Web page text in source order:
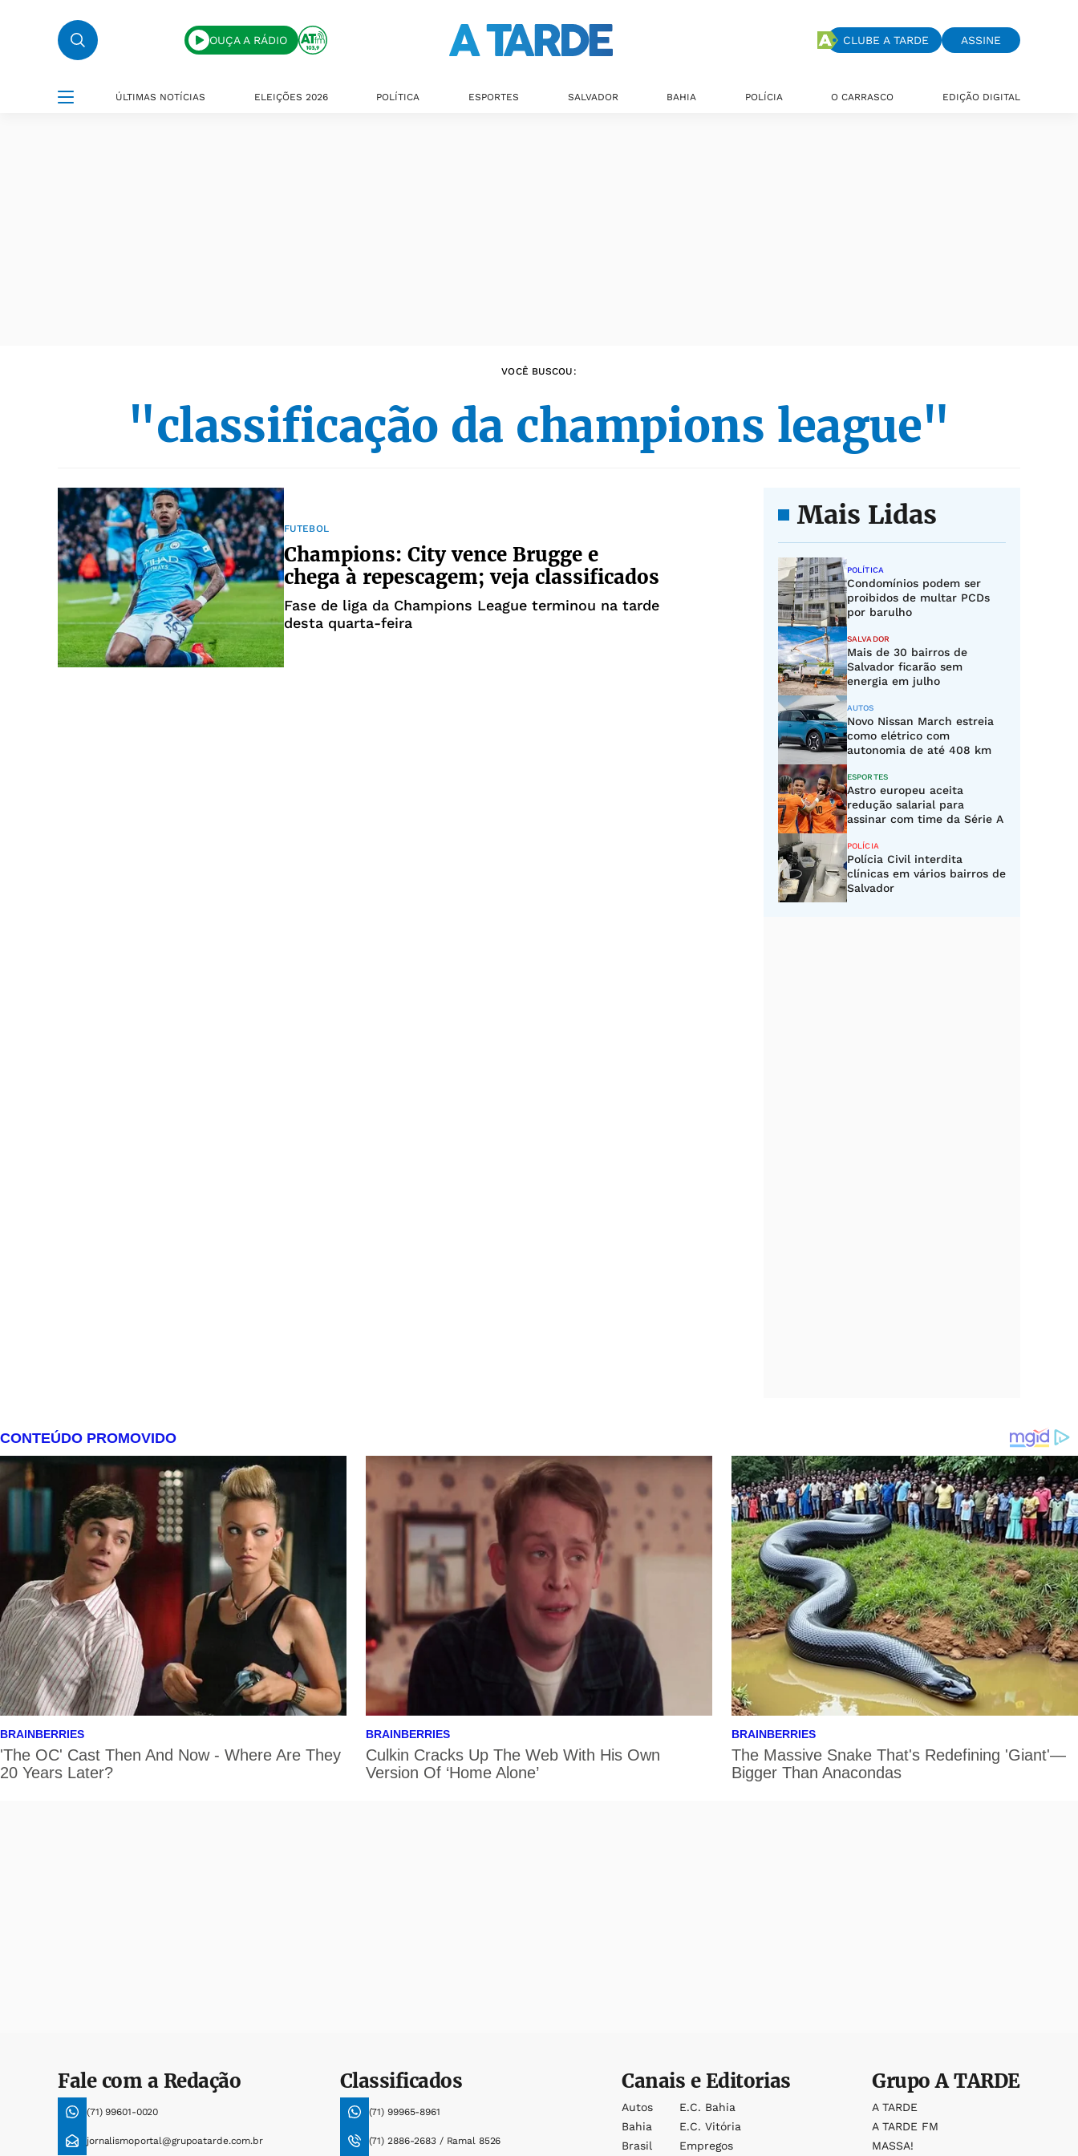
OUÇA A RÁDIO CLUBE A TARDE ASSINE
ÚLTIMAS NOTÍCIAS ELEIÇÕES 2026 POLÍTICA ESPORTES SALVADOR BAHIA POLÍCIA O CARRASCO EDIÇÃO DIGITAL
VOCÊ BUSCOU:
"classificação da champions league"
FUTEBOL
Champions: City vence Brugge e
chega à repescagem; veja classificados
Fase de liga da Champions League terminou na tarde
desta quarta-feira
Mais Lidas
POLÍTICA
Condomínios podem ser
proibidos de multar PCDs
por barulho
SALVADOR
Mais de 30 bairros de
Salvador ficarão sem
energia em julho
AUTOS
Novo Nissan March estreia
como elétrico com
autonomia de até 408 km
ESPORTES
Astro europeu aceita
redução salarial para
assinar com time da Série A
POLÍCIA
Polícia Civil interdita
clínicas em vários bairros de
Salvador
Fale com a Redação
(71) 99601-0020
jornalismoportal@grupoatarde.com.br
Classificados
(71) 99965-8961
(71) 2886-2683 / Ramal 8526
Canais e Editorias
Autos
Bahia
Brasil
E.c. Bahia
E.c. Vitória
Empregos
GrupoA TARDE
A TARDE
A TARDE FM
MASSA!